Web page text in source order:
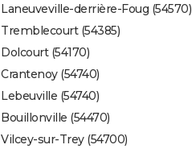
Laneuveville-derrière-Foug (54570)
Tremblecourt (54385)
Dolcourt (54170)
Crantenoy (54740)
Lebeuville (54740)
Bouillonville (54470)
Vilcey-sur-Trey (54700)